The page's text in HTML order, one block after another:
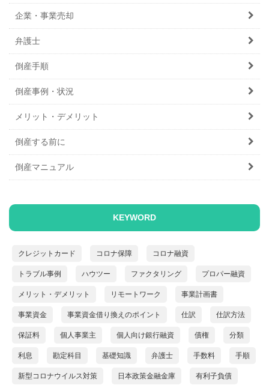
企業・事業売却
弁護士
倒産手順
倒産事例・状況
メリット・デメリット
倒産する前に
倒産マニュアル
KEYWORD
クレジットカード コロナ保障 コロナ融資
トラブル事例 ハウツー ファクタリング プロパー融資
メリット・デメリット リモートワーク 事業計画書
事業資金 事業資金借り換えのポイント 仕訳 仕訳方法
保証料 個人事業主 個人向け銀行融資 債権 分類
利息 勘定科目 基礎知識 弁護士 手数料 手順
新型コロナウイルス対策 日本政策金融金庫 有利子負債